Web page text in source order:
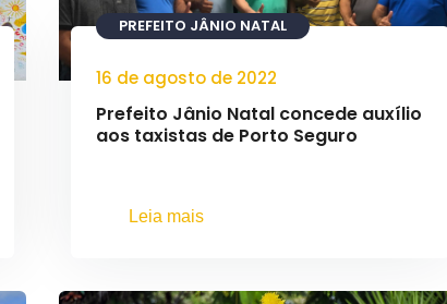
PREFEITO JÂNIO NATAL
16 de agosto de 2022
Prefeito Jânio Natal concede auxílio
aos taxistas de Porto Seguro
Leia mais